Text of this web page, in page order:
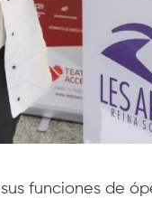
funciones de